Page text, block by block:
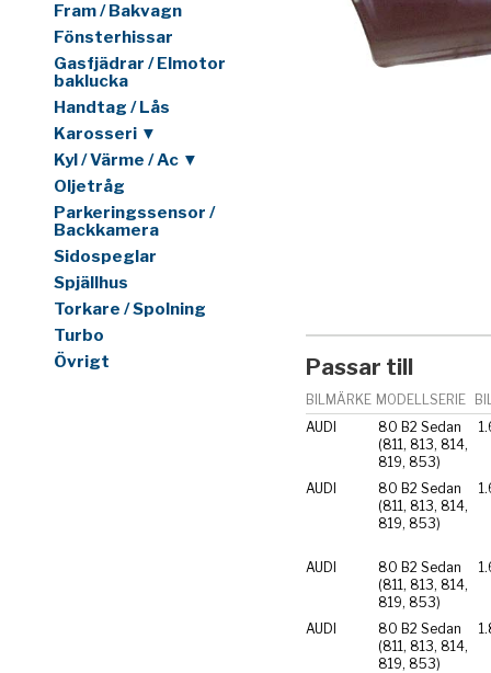
Fram / Bakvagn
Fönsterhissar
Gasfjädrar / Elmotor
baklucka
Handtag / Lås
Karosseri ▼
Kyl / Värme / Ac ▼
Oljetråg
Parkeringssensor /
Backkamera
Sidospeglar
Spjällhus
Torkare / Spolning
Turbo
Övrigt
Passar till
BILMÄRKE MODELLSERIE
AUDI
80 B2 Sedan
(811, 813, 814,
819, 853)
AUDI
80 B2 Sedan
(811, 813, 814,
819, 853)
AUDI
80 B2 Sedan
(811, 813, 814,
819, 853)
AUDI
80 B2 Sedan
(811, 813, 814,
819, 853)